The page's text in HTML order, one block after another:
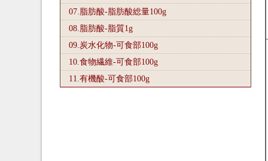
07.脂肪酸-脂肪酸総量100g
08.脂肪酸-脂質1g
09.炭水化物-可食部100g
10.食物繊維-可食部100g
11.有機酸-可食部100g